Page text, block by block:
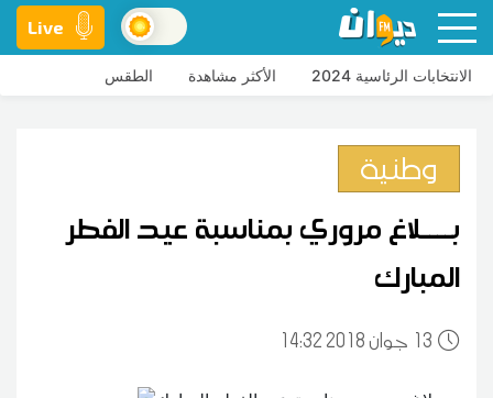
Live
الانتخابات الرئاسية 2024 الأكثر مشاهدة الطقس
وطنية
بــــلاغ مروري بمناسبة عيد الفطر
المبارك
13 14:32 2018 جوان